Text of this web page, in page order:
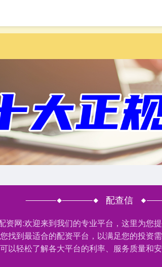
配查信
资网:欢迎来到我们的专业平台，这里为您
找到最适合的配资平台，以满足您的投资
以轻松了解各大平台的利率、服务质量和